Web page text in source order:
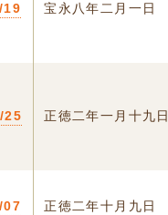
19 宝永八年二月一日
25 正徳二年一月十九日
07 正徳二年十月九日